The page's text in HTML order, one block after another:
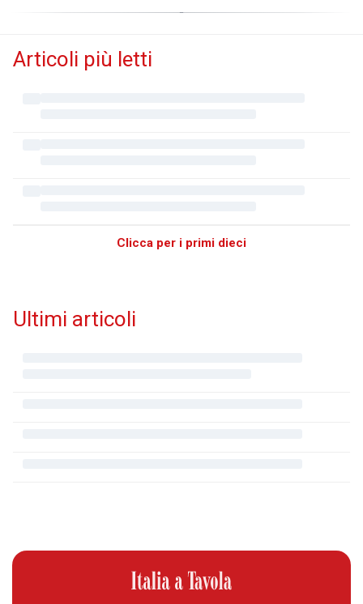
Articoli più letti
Clicca per i primi dieci
Ultimi articoli